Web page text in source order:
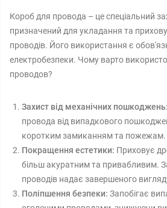
Короб для провода – це спеціальний
призначений для укладання та
проводів. Його використання є
електробезпеки. Чому варто
проводов?
Захист від механічних пошкоджень:
провода від випадкового
коротким замиканням та пожежам.
Покращення естетики: Приховує
більш акуратним та привабливим.
проводів надає завершеного
Поліпшення безпеки: Запобігає